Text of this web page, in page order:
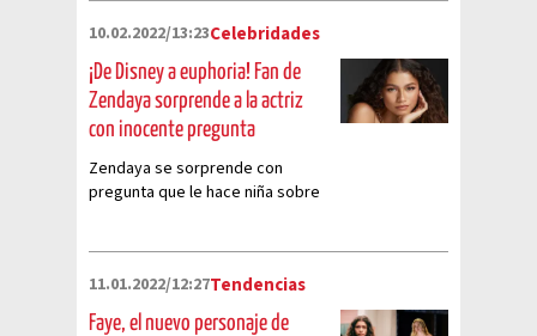
10.02.2022/13:23Celebridades
¡De Disney a euphoria! Fan de
Zendaya sorprende a la actriz
con inocente pregunta
Zendaya se sorprende con
pregunta que le hace niña sobre
11.01.2022/12:27Tendencias
Faye, el nuevo personaje de